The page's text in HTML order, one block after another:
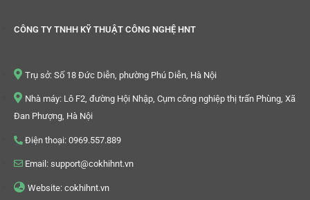
CÔNG TY TNHH KỸ THUẬT CÔNG NGHỆ HNT
Trụ sở: Số 18 Đức Diễn, phường Phú Diễn, Hà Nội
Nhà máy: Lô F2, đường Hội Nhập, Cụm công nghiệp thị trấn Phùng, Xã
Đan Phượng, Hà Nội
Điện thoại: 0969.557.889
Email: support@cokhihnt.vn
Website: cokhihnt.vn